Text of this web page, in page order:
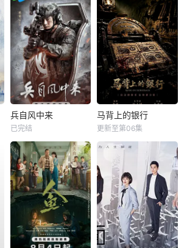
兵自风中来
已完结
马背上的银行
更新至第06集